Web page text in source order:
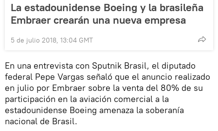
La estadounidense Boeing y la brasileña
Embraer crearán una nueva empresa
5 de julio 2018, 13:04 GMT
En una entrevista con Sputnik Brasil, el diputado
federal Pepe Vargas señaló que el anuncio realizado
en julio por Embraer sobre la venta del 80% de su
participación en la aviación comercial a la
estadounidense Boeing amenaza la soberanía
nacional de Brasil.